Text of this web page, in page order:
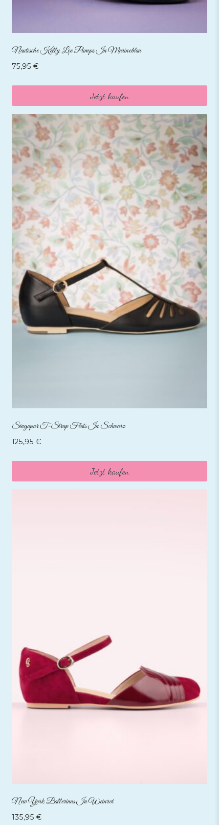
Nautische Kelly Lee Pumps In Marineblau
75,95 €
Jetzt kaufen
Singapur T-Strap Flats In Schwarz
125,95 €
Jetzt kaufen
New York Ballerinas In Weinrot
135,95 €